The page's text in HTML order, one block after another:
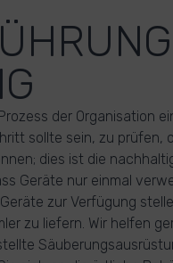
der Organisation
sollte sein, zu prüfen,
dies ist die
Geräte nur einmal
zur Verfügung
zu liefern. Wir helfen